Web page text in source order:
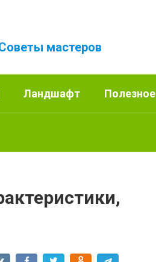
мастеров
Ландшафт Полезное